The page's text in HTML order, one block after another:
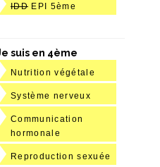
IDD EPI 5ème
suis en 4ème
Nutrition végétale
Système nerveux
Communication
hormonale
Reproduction sexuée